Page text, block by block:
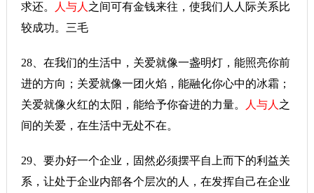
求还。
人与人 之间可有金钱来往，使我们人人际关系比
较成功。三毛
28、在我们的生活中，关爱就像一盏明灯，能照亮你前
进的方向；关爱就像一团火焰，能融化你心中的冰霜；
关爱就像火红的太阳，能给予你奋进的力量。
人与人 之
间的关爱，在生活中无处不在。
29、要办好一个企业，固然必须摆平自上而下的利益关
系，让处于企业内部各个层次的人，在发挥自己在企业